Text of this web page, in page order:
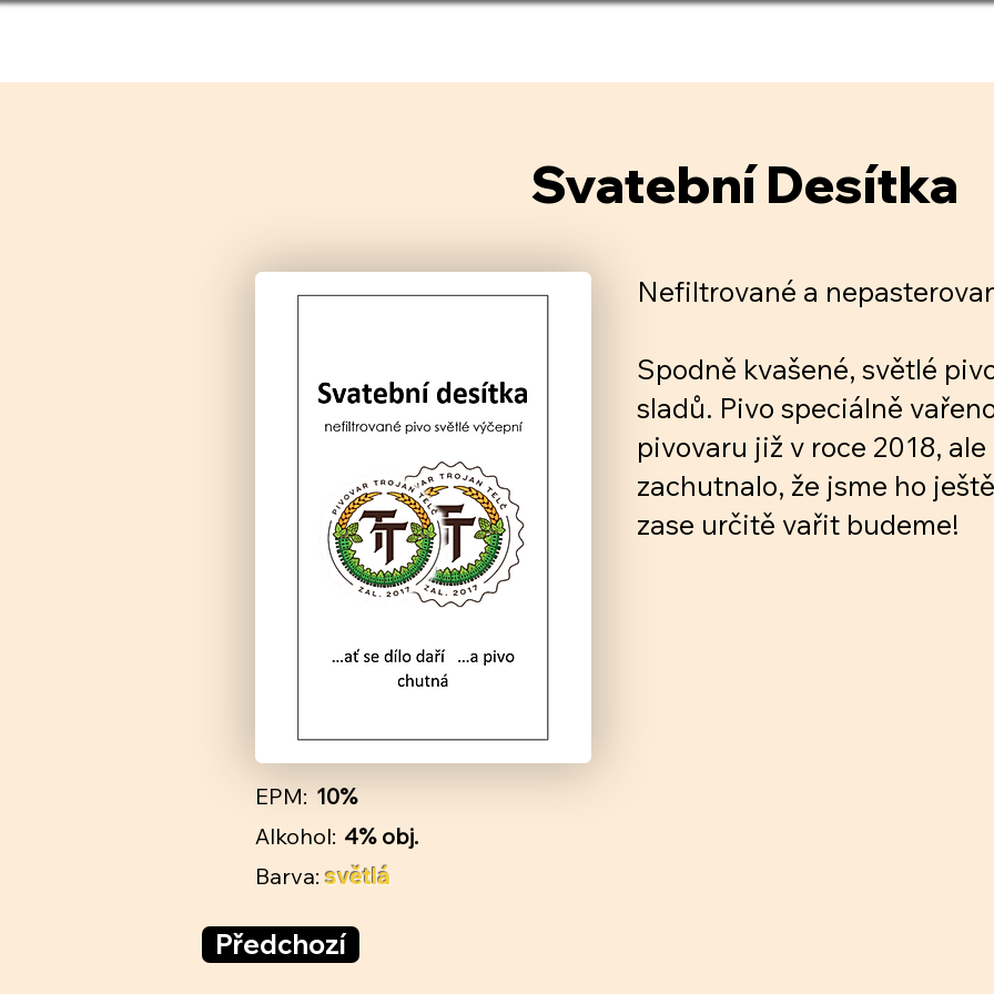
Svatební Desítka
Nefiltrované a
Spodně kvašené, světlé
sladů. Pivo speciálně
pivovaru již v roce 2018,
zachutnalo, že jsme ho
zase určitě vařit budeme!
EPM: 10%
Alkohol: 4% obj.
Barva: světlá
Předchozí